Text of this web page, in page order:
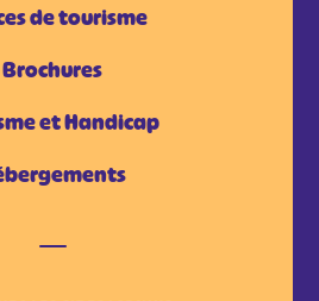
de tourisme
Brochures
et Handicap